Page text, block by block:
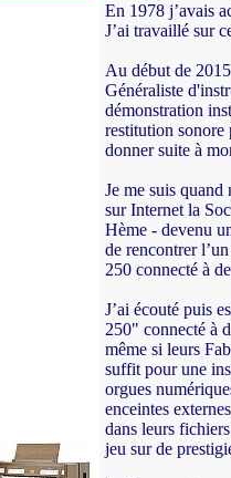
En 1978 j’avais
J’ai travaillé sur
Au début de
Généraliste
démonstration
restitution sonore
donner suite à
Je me suis quand
sur Internet la
Hème - devenu
de rencontrer
250 connecté à
J’ai écouté puis
250" connecté à
même si leurs
suffit pour une
orgues
enceintes
dans leurs
jeu sur de